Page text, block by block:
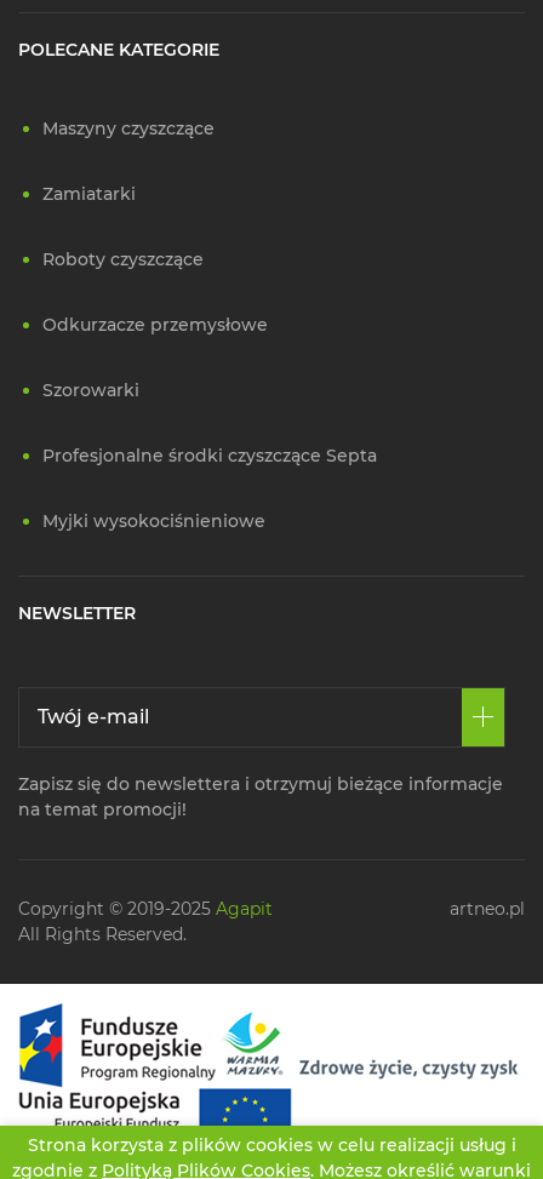
Strona korzysta z plików cookies w celu realizacji usług i
zgodnie z Polityką Plików Cookies. Możesz określić warunki
POLECANE KATEGORIE
Maszyny czyszczące
Zamiatarki
Roboty czyszczące
Odkurzacze przemysłowe
Szorowarki
Profesjonalne środki czyszczące Septa
Myjki wysokociśnieniowe
NEWSLETTER
Zapisz się do newslettera i otrzymuj bieżące informacje
na temat promocji!
Copyright © 2019-2025 Agapit
All Rights Reserved.
artneo.pl